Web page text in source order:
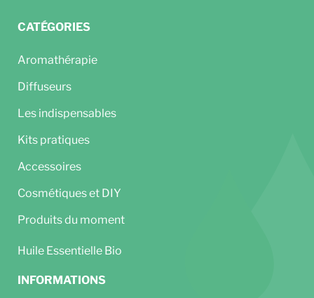
CATÉGORIES
Aromathérapie
Diffuseurs
Les indispensables
Kits pratiques
Accessoires
Cosmétiques et DIY
Produits du moment
Huile Essentielle Bio
INFORMATIONS